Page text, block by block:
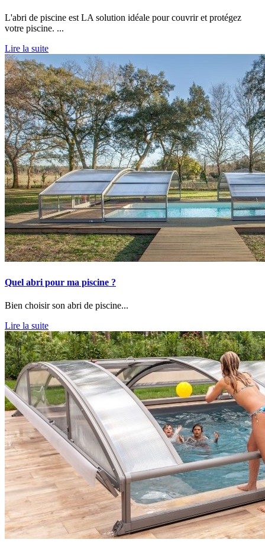
L'abri de piscine est LA solution idéale pour couvrir et protégez
votre piscine. ...
Lire la suite
Quel abri pour ma piscine ?
Bien choisir son abri de piscine...
Lire la suite